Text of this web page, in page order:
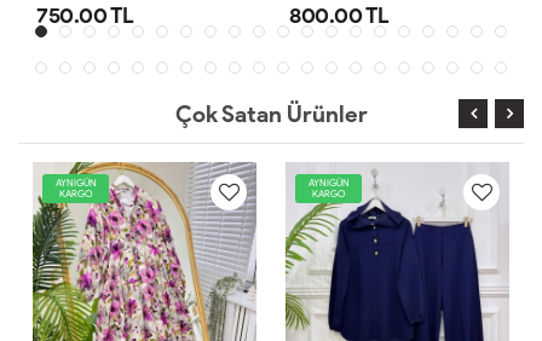
800.00 TL 1,000.00 TL
Çok Satan Ürünler
AYNIGÜN
KARGO
KARGO